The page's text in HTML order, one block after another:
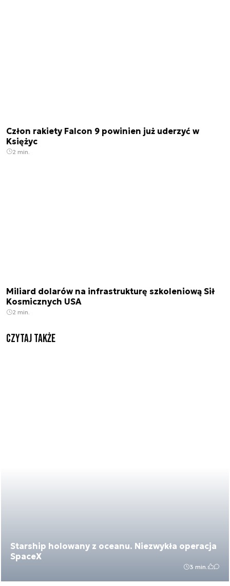
Człon rakiety Falcon 9 powinien już uderzyć w
Księżyc
2 min.
Miliard dolarów na infrastrukturę szkoleniową Sił
Kosmicznych USA
2 min.
Czytaj także
Starship holowany z oceanu. Niezwykła operacja
SpaceX
3 min.